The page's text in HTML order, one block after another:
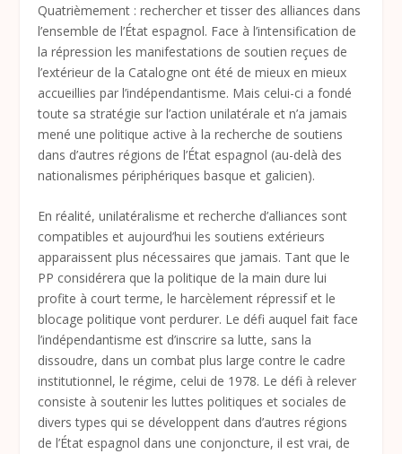
Quatrièmement : rechercher et tisser des alliances dans
l’ensemble de l’État espagnol. Face à l’intensification de
la répression les manifestations de soutien reçues de
l’extérieur de la Catalogne ont été de mieux en mieux
accueillies par l’indépendantisme. Mais celui-ci a fondé
toute sa stratégie sur l’action unilatérale et n’a jamais
mené une politique active à la recherche de soutiens
dans d’autres régions de l’État espagnol (au-delà des
nationalismes périphériques basque et galicien).
En réalité, unilatéralisme et recherche d’alliances sont
compatibles et aujourd’hui les soutiens extérieurs
apparaissent plus nécessaires que jamais. Tant que le
PP considérera que la politique de la main dure lui
profite à court terme, le harcèlement répressif et le
blocage politique vont perdurer. Le défi auquel fait face
l’indépendantisme est d’inscrire sa lutte, sans la
dissoudre, dans un combat plus large contre le cadre
institutionnel, le régime, celui de 1978. Le défi à relever
consiste à soutenir les luttes politiques et sociales de
divers types qui se développent dans d’autres régions
de l’État espagnol dans une conjoncture, il est vrai, de